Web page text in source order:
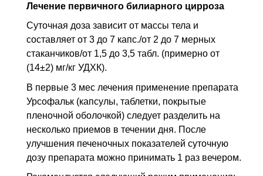
Лечение первичного билиарного цирроза
Суточная доза зависит от массы тела и
составляет от 3 до 7 капс./от 2 до 7 мерных
стаканчиков/от 1,5 до 3,5 табл. (примерно от
(14±2) мг/кг УДХК).
В первые 3 мес лечения применение препарата
Урсофальк (капсулы, таблетки, покрытые
пленочной оболочкой) следует разделить на
несколько приемов в течении дня. После
улучшения печеночных показателей суточную
дозу препарата можно принимать 1 раз вечером.